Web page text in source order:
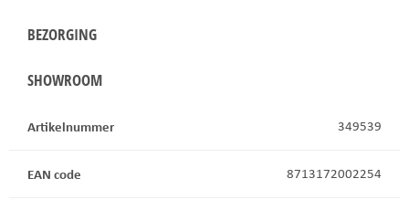
BEZORGING
SHOWROOM
Artikelnummer 349539
EAN code 8713172002254